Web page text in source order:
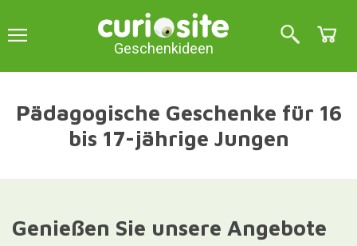
Geschenkideen
Pädagogische Geschenke für 16
bis 17-jährige Jungen
Genießen Sie unsere Angebote